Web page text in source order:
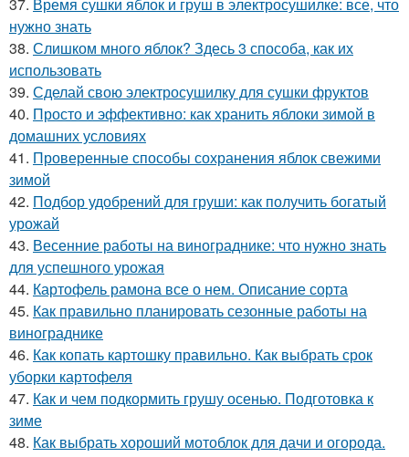
нужно знать
38. Слишком много яблок? Здесь 3 способа, как их
использовать
39. Сделай свою электросушилку для сушки фруктов
40. Просто и эффективно: как хранить яблоки зимой в
домашних условиях
41. Проверенные способы сохранения яблок свежими
зимой
42. Подбор удобрений для груши: как получить богатый
урожай
43. Весенние работы на винограднике: что нужно знать
для успешного урожая
44. Картофель рамона все о нем. Описание сорта
45. Как правильно планировать сезонные работы на
винограднике
46. Как копать картошку правильно. Как выбрать срок
уборки картофеля
47. Как и чем подкормить грушу осенью. Подготовка к
зиме
48. Как выбрать хороший мотоблок для дачи и огорода.